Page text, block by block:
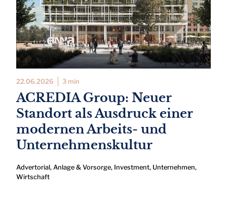
22.06.2026 3 min
ACREDIA Group: Neuer
Standort als Ausdruck einer
modernen Arbeits- und
Unternehmenskultur
Advertorial, Anlage & Vorsorge, Investment, Unternehmen,
Wirtschaft